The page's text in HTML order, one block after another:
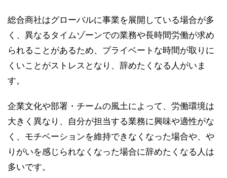
総合商社はグローバルに事業を展開している場合が多
く、異なるタイムゾーンでの業務や長時間労働が求め
られることがあるため、プライベートな時間が取りに
くいことがストレスとなり、辞めたくなる人がいま
す。
企業文化や部署・チームの風土によって、労働環境は
大きく異なり、自分が担当する業務に興味や適性がな
く、モチベーションを維持できなくなった場合や、や
りがいを感じられなくなった場合に辞めたくなる人は
多いです。